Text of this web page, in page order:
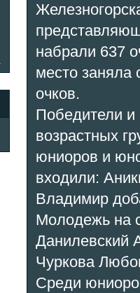
набрали 637
место заняла
очков.
Победители
возрастных
юниоров и
входили:
Владимир
Молодежь на
Данилевский
Чуркова
Среди